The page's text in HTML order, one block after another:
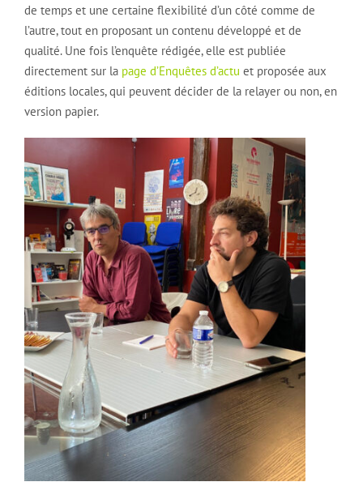
de temps et une certaine flexibilité d’un côté comme de
l’autre, tout en proposant un contenu développé et de
qualité. Une fois l’enquête rédigée, elle est publiée
directement sur la page d’Enquêtes d’actu et proposée aux
éditions locales, qui peuvent décider de la relayer ou non, en
version papier.